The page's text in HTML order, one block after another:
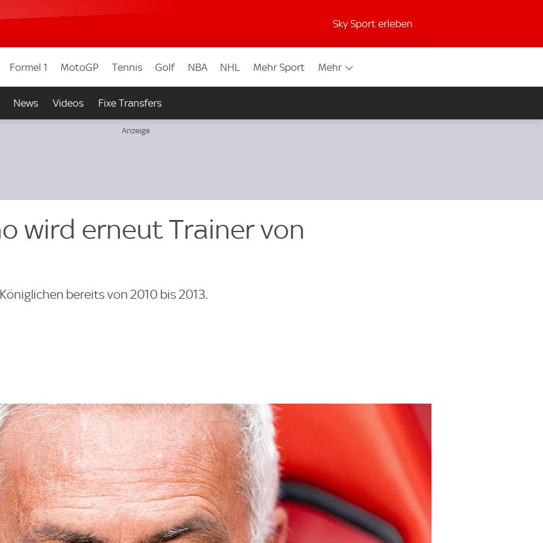
Sky Sport erleben
Formel 1 MotoGP Tennis Golf NBA NHL Mehr Sport Mehr
News Videos Fixe Transfers
wird erneut Trainer von
bereits von 2010 bis 2013.